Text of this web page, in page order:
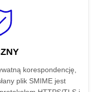
korespondencję,
plik SMIME jest